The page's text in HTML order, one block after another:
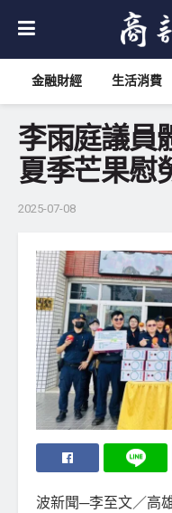
金融財經 生活消費
李雨庭議員
夏季芒果慰
2025-07-08
波新聞─李至文／高